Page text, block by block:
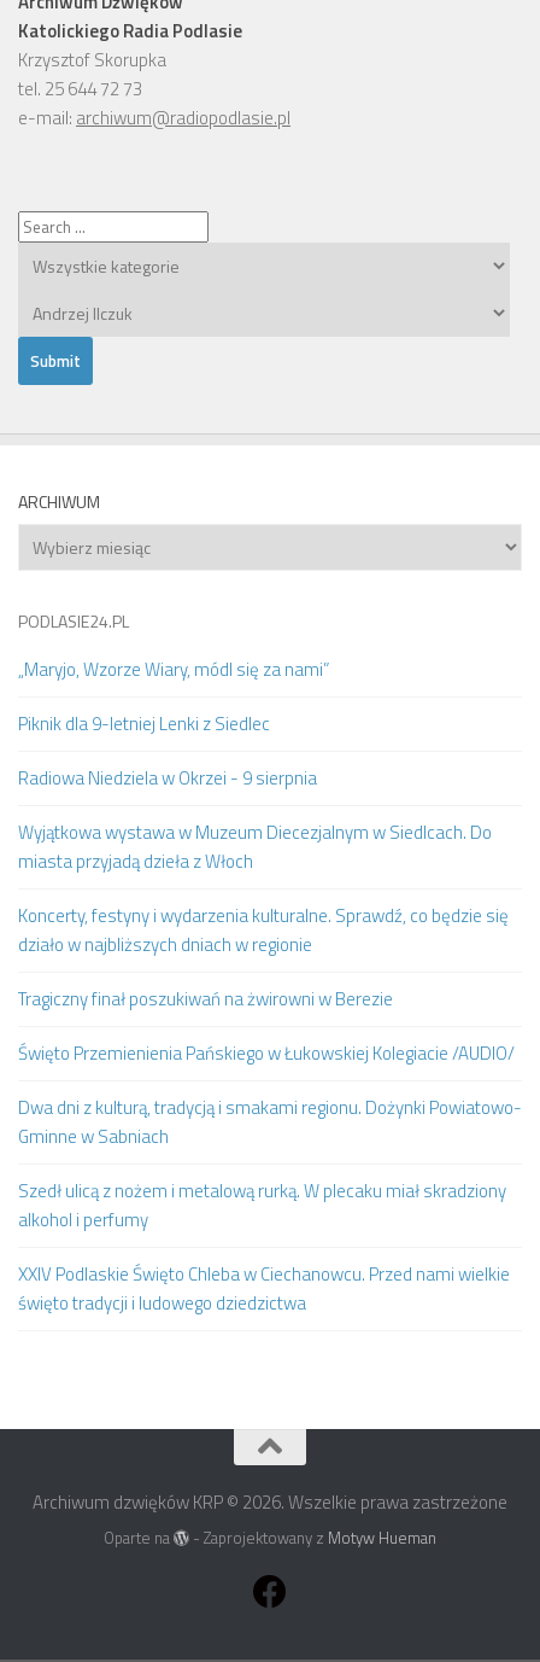
Katolickiego Radia Podlasie
Krzysztof Skorupka
tel. 25 644 72 73
e-mail: archiwum@radiopodlasie.pl
ARCHIWUM
Archiwum
PODLASIE24.PL
„Maryjo, Wzorze Wiary, módl się za nami”
Piknik dla 9-letniej Lenki z Siedlec
Radiowa Niedziela w Okrzei - 9 sierpnia
Wyjątkowa wystawa w Muzeum Diecezjalnym w Siedlcach. Do
miasta przyjadą dzieła z Włoch
Koncerty, festyny i wydarzenia kulturalne. Sprawdź, co będzie się
działo w najbliższych dniach w regionie
Tragiczny finał poszukiwań na żwirowni w Berezie
Święto Przemienienia Pańskiego w Łukowskiej Kolegiacie /AUDIO/
Dwa dni z kulturą, tradycją i smakami regionu. Dożynki Powiatowo-
Gminne w Sabniach
Szedł ulicą z nożem i metalową rurką. W plecaku miał skradziony
alkohol i perfumy
XXIV Podlaskie Święto Chleba w Ciechanowcu. Przed nami wielkie
święto tradycji i ludowego dziedzictwa
Archiwum dzwięków KRP © 2026. Wszelkie prawa zastrzeżone
Oparte na - Zaprojektowany z Motyw Hueman